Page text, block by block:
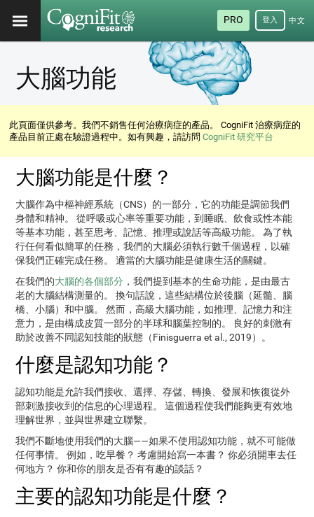
PRO 中文
(繁
登入
大腦功能
此頁面僅供參考。我們不銷售任何治療病症的產品。 CogniFit 治療病症的
產品目前正處在驗證過程中。如有興趣，請訪問CogniFit 研究平台
大腦功能是什麼？
大腦作為中樞神經系統（CNS）的一部分，它的功能是調節我們
身體和精神。 從呼吸或心率等重要功能，到睡眠、飲食或性本能
等基本功能，甚至思考、記憶、推理或說話等高級功能。 為了執
行任何看似簡單的任務，我們的大腦必須執行數千個過程，以確
保我們正確完成任務。 適當的大腦功能是健康生活的關鍵。
在我們的大腦的各個部分 ，我們提到基本的生命功能，是由最古
老的大腦結構測量的。 換句話說，這些結構位於後腦（延髓、腦
橋、小腦）和中腦。 然而，高級大腦功能，如推理、記憶力和注
意力，是由構成皮質一部分的半球和腦葉控制的。 良好的刺激有
助於改善不同認知技能的狀態（Finisguerra et al., 2019）。
什麼是認知功能？
認知功能是允許我們接收、選擇、存儲、轉換、發展和恢復從外
部刺激接收到的信息的心理過程。 這個過程使我們能夠更有效地
理解世界，並與世界建立聯繫。
我們不斷地使用我們的大腦——如果不使用認知功能，就不可能做
任何事情。 例如，吃早餐？ 考慮開始寫一本書？ 你必須開車去任
何地方？ 你和你的朋友是否有有趣的談話？
主要的認知功能是什麼？